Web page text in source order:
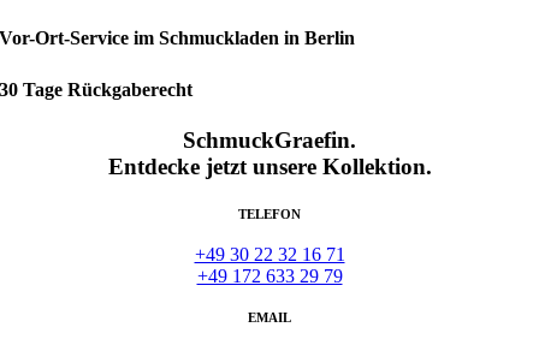
Vor-Ort-Service im Schmuckladen in Berlin
30 Tage Rückgaberecht
SchmuckGraefin.
Entdecke jetzt unsere Kollektion.
TELEFON
+49 30 22 32 16 71
+49 172 633 29 79
EMAIL